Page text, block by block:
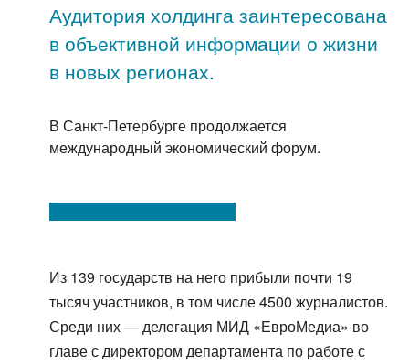
Аудитория холдинга заинтересована
в объективной информации о жизни
в новых регионах.
В Санкт-Петербурге продолжается
международный экономический форум.
Из 139 государств на него прибыли почти 19
тысяч участников, в том числе 4500 журналистов.
Среди них — делегация МИД «ЕвроМедиа» во
главе с директором департамента по работе с